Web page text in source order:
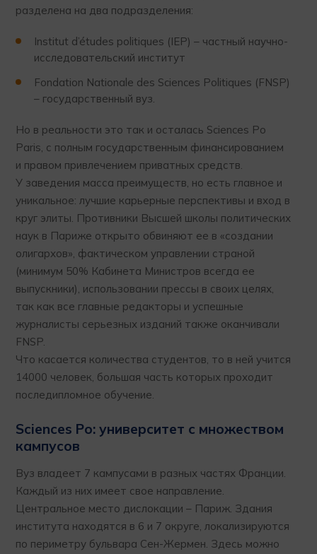
разделена на два подразделения:
Institut d’études politiques (IEP) – частный научно-
исследовательский институт
Fondation Nationale des Sciences Politiques (FNSP)
– государственный вуз.
Но в реальности это так и осталась Sciences Po
Paris, с полным государственным финансированием
и правом привлечением приватных средств.
У заведения масса преимуществ, но есть главное и
уникальное: лучшие карьерные перспективы и вход в
круг элиты. Противники Высшей школы политических
наук в Париже открыто обвиняют ее в «создании
олигархов», фактическом управлении страной
(минимум 50% Кабинета Министров всегда ее
выпускники), использовании прессы в своих целях,
так как все главные редакторы и успешные
журналисты серьезных изданий также оканчивали
FNSP.
Что касается количества студентов, то в ней учится
14000 человек, большая часть которых проходит
последипломное обучение.
Sciences Po: университет с множеством
кампусов
Вуз владеет 7 кампусами в разных частях Франции.
Каждый из них имеет свое направление.
Центральное место дислокации – Париж. Здания
института находятся в 6 и 7 округе, локализируются
по периметру бульвара Сен-Жермен. Здесь можно